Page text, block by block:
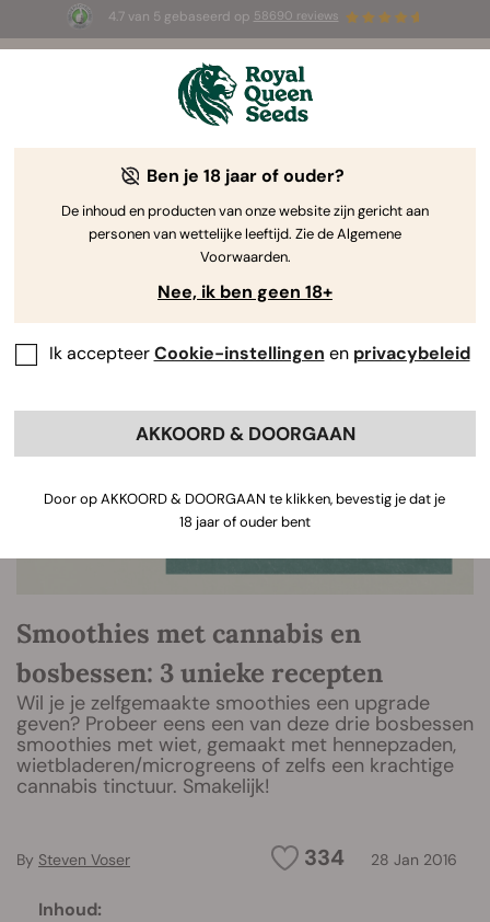
4.7 van 5 gebaseerd op 58690 reviews
☀️ Summer Sales: tot wel 50% korting
op geselecteerde producten! ⏤
The RQS Blog
Cannabis Lifestyle Blogs
Smoothies met cannabis en
bosbessen: 3 unieke recepten
Wil je je zelfgemaakte smoothies een upgrade
geven? Probeer eens een van deze drie bosbessen
smoothies met wiet, gemaakt met hennepzaden,
wietbladeren/microgreens of zelfs een krachtige
cannabis tinctuur. Smakelijk!
334 28 Jan 2016
By Steven Voser
Inhoud:
Ben je 18 jaar of ouder?
De inhoud en producten van onze website zijn gericht aan
personen van wettelijke leeftijd. Zie de Algemene
Voorwaarden.
Nee, ik ben geen 18+
Ik accepteerCookie-instellingen en privacybeleid
AKKOORD & DOORGAAN
Door op AKKOORD & DOORGAAN te klikken, bevestig je dat je
18 jaar of ouder bent